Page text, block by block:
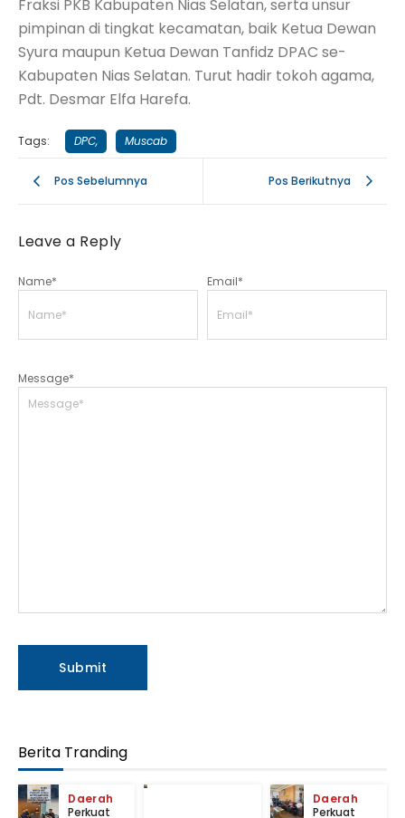
Fraksi PKB Kabupaten Nias Selatan, serta unsur
pimpinan di tingkat kecamatan, baik Ketua Dewan
Syura maupun Ketua Dewan Tanfidz DPAC se-
Kabupaten Nias Selatan. Turut hadir tokoh agama,
Pdt. Desmar Elfa Harefa.
Tags: DPC, Muscab
Pos Sebelumnya Pos Berikutnya
Leave a Reply
Message*
Name* Email*
Berita Tranding
Daerah
Perkuat
Daerah
Perkuat